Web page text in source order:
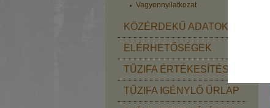
Vagyonnyilatkozat
KÖZÉRDEKŰ ADATOK
ELÉRHETŐSÉGEK
TŰZIFA ÉRTÉKESÍTÉS
TŰZIFA IGÉNYLŐ ŰRLAP